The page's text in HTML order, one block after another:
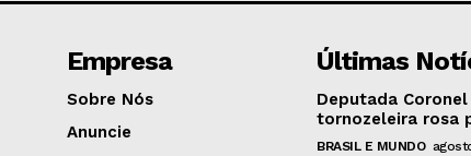
Empresa
Sobre Nós
Anuncie
Últimas
Deputada
tornozeleira rosa
BRASIL E MUNDO